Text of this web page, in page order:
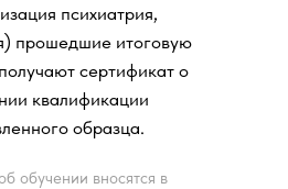
психиатрия,
прошедшие итоговую
сертификат о
квалификации
образца.
обучении вносятся в